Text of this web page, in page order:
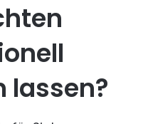
lassen?